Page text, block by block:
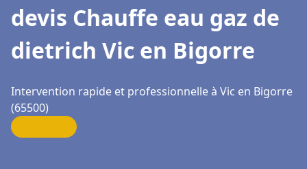
devis Chauffe eau gaz de
dietrich Vic en Bigorre
Intervention rapide et professionnelle à Vic en Bigorre
(65500)